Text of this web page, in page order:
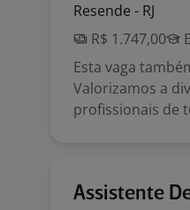
Resende - RJ
R$ 1.747,00
Esta vaga
Valorizamos a
profissionais de
Assistente